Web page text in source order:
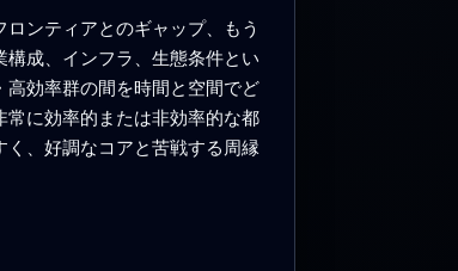
ンティアとのギャップ、もう
成、インフラ、生態条件とい
効率群の間を時間と空間でど
に効率的または非効率的な都
、好調なコアと苦戦する周縁